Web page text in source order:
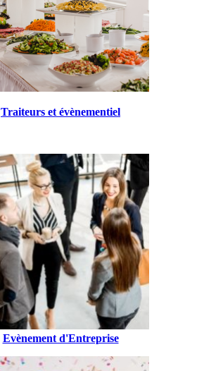
Traiteurs et évènementiel
Evènement d'Entreprise